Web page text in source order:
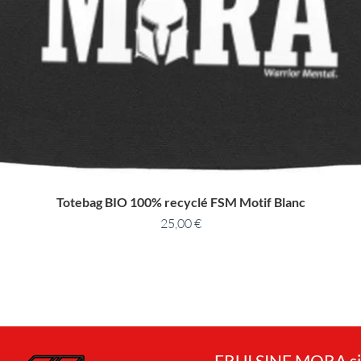
Totebag BIO 100% recyclé FSM Motif Blanc
25,00€